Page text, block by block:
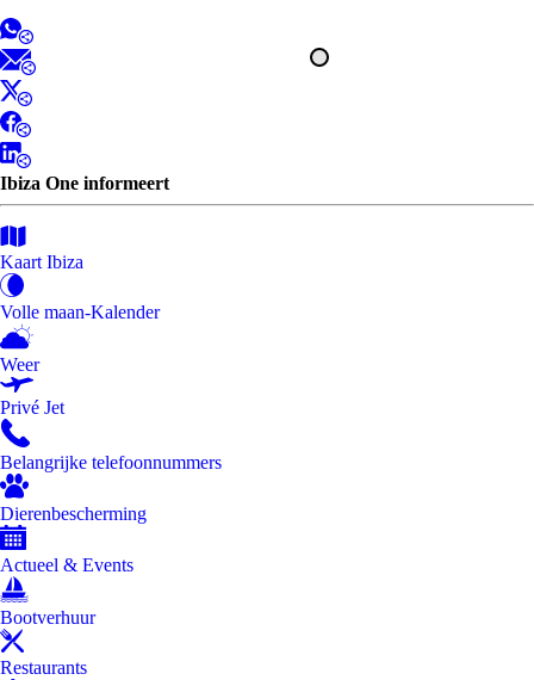
Ibiza One informeert
Kaart Ibiza
Volle maan-Kalender
Weer
Privé Jet
Belangrijke telefoonnummers
Dierenbescherming
Actueel & Events
Bootverhuur
Restaurants